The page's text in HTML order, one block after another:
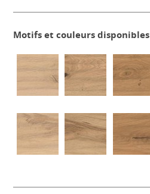
Motifs et couleurs disponibles